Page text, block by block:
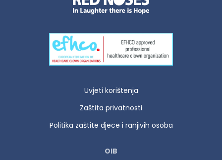
Uvjeti korištenja
Zaštita privatnosti
Politika zaštite djece i ranjivih osoba
OIB